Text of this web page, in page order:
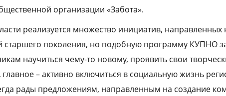
организации «Забота».
реализуется множество инициатив,
старшего поколения, но подобную программу КУПНО
научиться чему-то новому, проявить свои
главное – активно включиться в социальную жизнь
рады предложениям, направленным на создание